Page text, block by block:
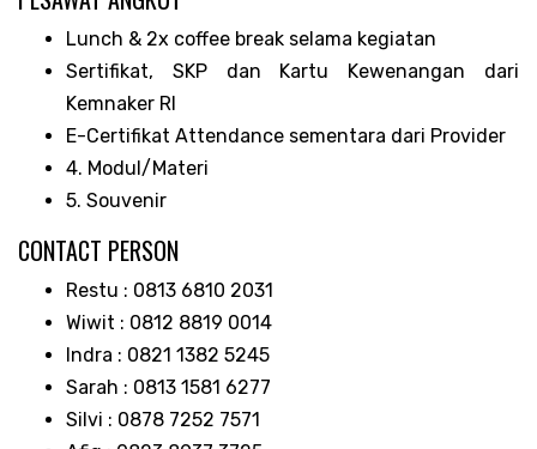
Lunch & 2x coffee break selama kegiatan
Sertifikat, SKP dan Kartu Kewenangan dari
Kemnaker RI
E-Certifikat Attendance sementara dari Provider
4. Modul/Materi
5. Souvenir
CONTACT PERSON
Restu : 0813 6810 2031
Wiwit : 0812 8819 0014
Indra : 0821 1382 5245
Sarah : 0813 1581 6277
Silvi : 0878 7252 7571